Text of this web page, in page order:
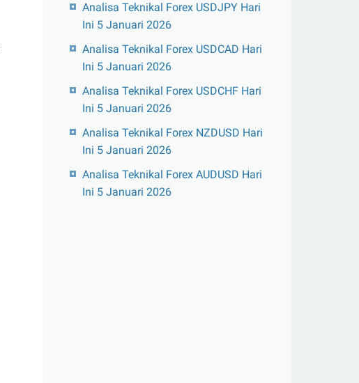
Analisa Teknikal Forex USDJPY Hari
Ini 5 Januari 2026
Analisa Teknikal Forex USDCAD Hari
Ini 5 Januari 2026
Analisa Teknikal Forex USDCHF Hari
Ini 5 Januari 2026
Analisa Teknikal Forex NZDUSD Hari
Ini 5 Januari 2026
Analisa Teknikal Forex AUDUSD Hari
Ini 5 Januari 2026